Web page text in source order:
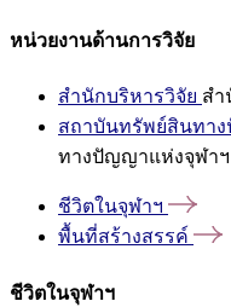
หน่วยงานด้านการวิจัย
สำนักบริหารวิจัย สำ
สถาบันทรัพย์สินทา
ทางปัญญาแห่งจุฬาฯ
ชีวิตในจุฬาฯ
พื้นที่สร้างสรรค์
ชีวิตในจุฬาฯ